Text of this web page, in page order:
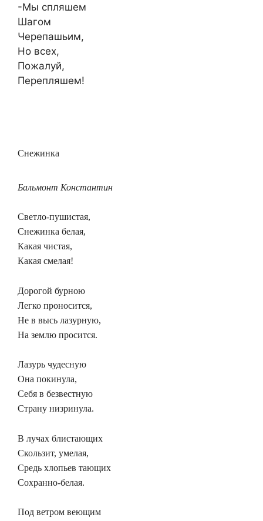
-Мы спляшем
Шагом
Черепашьим,
Но всех,
Пожалуй,
Перепляшем!
Снежинка
Бальмонт Константин
Светло-пушистая,
Снежинка белая,
Какая чистая,
Какая смелая!
Дорогой бурною
Легко проносится,
Не в высь лазурную,
На землю просится.
Лазурь чудесную
Она покинула,
Себя в безвестную
Страну низринула.
В лучах блистающих
Скользит, умелая,
Средь хлопьев тающих
Сохранно-белая.
Под ветром веющим